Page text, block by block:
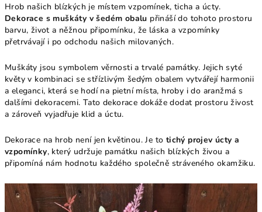
Hrob našich blízkých je místem vzpomínek, ticha a úcty.
Dekorace s muškáty v šedém obalu přináší do tohoto prostoru
barvu, život a něžnou připomínku, že láska a vzpomínky
přetrvávají i po odchodu našich milovaných.
Muškáty jsou symbolem věrnosti a trvalé památky. Jejich syté
květy v kombinaci se střízlivým šedým obalem vytvářejí harmonii
a eleganci, která se hodí na pietní místa, hroby i do aranžmá s
dalšími dekoracemi. Tato dekorace dokáže dodat prostoru živost
a zároveň vyjadřuje klid a úctu.
Dekorace na hrob není jen květinou. Je to tichý projev úcty a
vzpomínky, který udržuje památku našich blízkých živou a
připomíná nám hodnotu každého společně stráveného okamžiku.